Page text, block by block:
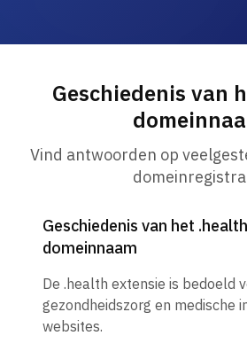
Geschiedenis van
Vind antwoorden op
Geschiedenis van het .health
domeinnaam
De .health extensie is bedoeld
gezondheidszorg en medische
websites.